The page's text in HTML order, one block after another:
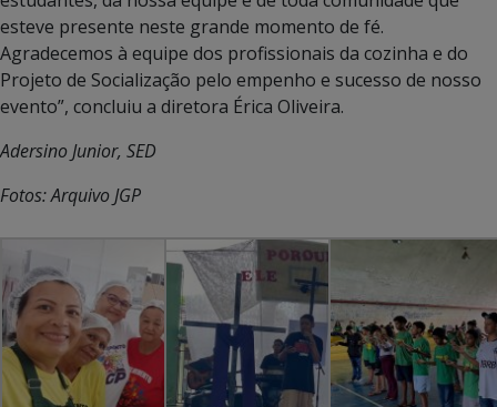
esteve presente neste grande momento de fé.
Agradecemos à equipe dos profissionais da cozinha e do
Projeto de Socialização pelo empenho e sucesso de nosso
evento”, concluiu a diretora Érica Oliveira.
Adersino Junior, SED
Fotos: Arquivo JGP